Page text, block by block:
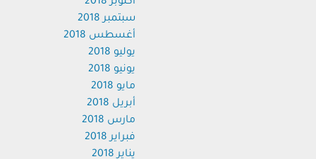
سبتمبر 2018
أغسطس 2018
يوليو 2018
يونيو 2018
مايو 2018
أبريل 2018
مارس 2018
فبراير 2018
يناير 2018